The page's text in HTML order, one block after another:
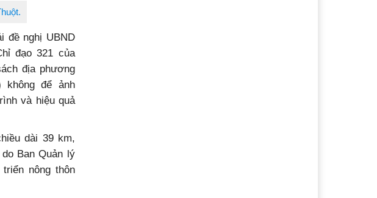
đề nghị UBND
đạo 321 của
địa phương
không để ảnh
và hiệu quả
dài 39 km,
Ban Quản lý
nông thôn